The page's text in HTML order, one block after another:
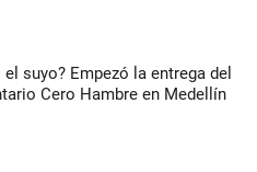
el suyo? Empezó la entrega del
Cero Hambre en Medellín